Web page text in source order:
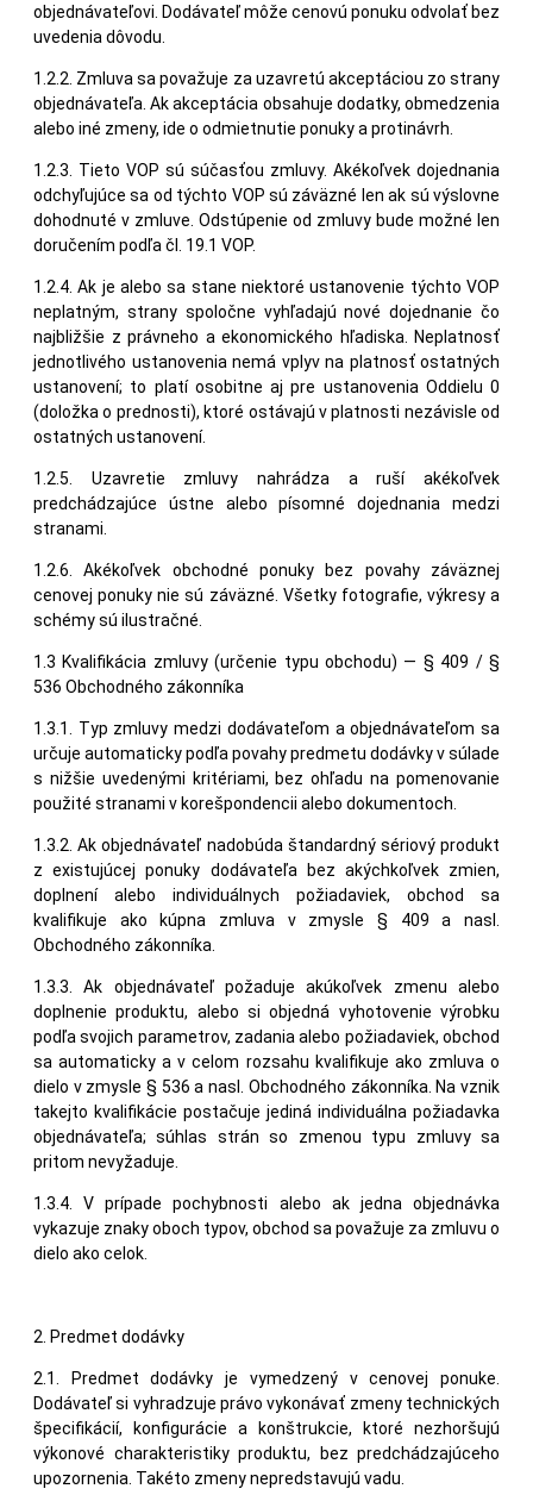
objednávateľovi. Dodávateľ môže cenovú ponuku odvolať bez
uvedenia dôvodu.
1.2.2. Zmluva sa považuje za uzavretú akceptáciou zo strany
objednávateľa. Ak akceptácia obsahuje dodatky, obmedzenia
alebo iné zmeny, ide o odmietnutie ponuky a protinávrh.
1.2.3. Tieto VOP sú súčasťou zmluvy. Akékoľvek dojednania
odchyľujúce sa od týchto VOP sú záväzné len ak sú výslovne
dohodnuté v zmluve. Odstúpenie od zmluvy bude možné len
doručením podľa čl. 19.1 VOP.
1.2.4. Ak je alebo sa stane niektoré ustanovenie týchto VOP
neplatným, strany spoločne vyhľadajú nové dojednanie čo
najbližšie z právneho a ekonomického hľadiska. Neplatnosť
jednotlivého ustanovenia nemá vplyv na platnosť ostatných
ustanovení; to platí osobitne aj pre ustanovenia Oddielu 0
(doložka o prednosti), ktoré ostávajú v platnosti nezávisle od
ostatných ustanovení.
1.2.5. Uzavretie zmluvy nahrádza a ruší akékoľvek
predchádzajúce ústne alebo písomné dojednania medzi
stranami.
1.2.6. Akékoľvek obchodné ponuky bez povahy záväznej
cenovej ponuky nie sú záväzné. Všetky fotografie, výkresy a
schémy sú ilustračné.
1.3 Kvalifikácia zmluvy (určenie typu obchodu) — § 409 / §
536 Obchodného zákonníka
1.3.1. Typ zmluvy medzi dodávateľom a objednávateľom sa
určuje automaticky podľa povahy predmetu dodávky v súlade
s nižšie uvedenými kritériami, bez ohľadu na pomenovanie
použité stranami v korešpondencii alebo dokumentoch.
1.3.2. Ak objednávateľ nadobúda štandardný sériový produkt
z existujúcej ponuky dodávateľa bez akýchkoľvek zmien,
doplnení alebo individuálnych požiadaviek, obchod sa
kvalifikuje ako kúpna zmluva v zmysle § 409 a nasl.
Obchodného zákonníka.
1.3.3. Ak objednávateľ požaduje akúkoľvek zmenu alebo
doplnenie produktu, alebo si objedná vyhotovenie výrobku
podľa svojich parametrov, zadania alebo požiadaviek, obchod
sa automaticky a v celom rozsahu kvalifikuje ako zmluva o
dielo v zmysle § 536 a nasl. Obchodného zákonníka. Na vznik
takejto kvalifikácie postačuje jediná individuálna požiadavka
objednávateľa; súhlas strán so zmenou typu zmluvy sa
pritom nevyžaduje.
1.3.4. V prípade pochybnosti alebo ak jedna objednávka
vykazuje znaky oboch typov, obchod sa považuje za zmluvu o
dielo ako celok.
2. Predmet dodávky
2.1. Predmet dodávky je vymedzený v cenovej ponuke.
Dodávateľ si vyhradzuje právo vykonávať zmeny technických
špecifikácií, konfigurácie a konštrukcie, ktoré nezhoršujú
výkonové charakteristiky produktu, bez predchádzajúceho
upozornenia. Takéto zmeny nepredstavujú vadu.